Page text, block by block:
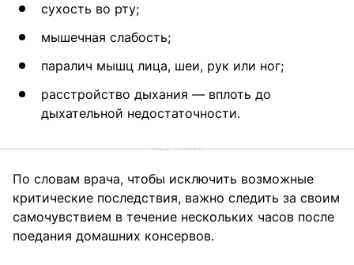
сухость во рту;
мышечная слабость;
паралич мышц лица, шеи, рук или ног;
расстройство дыхания — вплоть до
дыхательной недостаточности.
По словам врача, чтобы исключить возможные
критические последствия, важно следить за своим
самочувствием в течение нескольких часов после
поедания домашних консервов.